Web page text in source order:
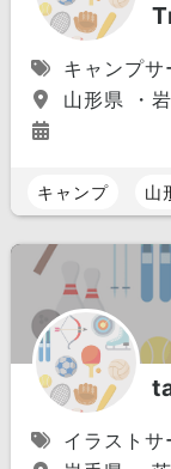
キャンプサ
山形県 ・
キャンプ 山
イラストサ